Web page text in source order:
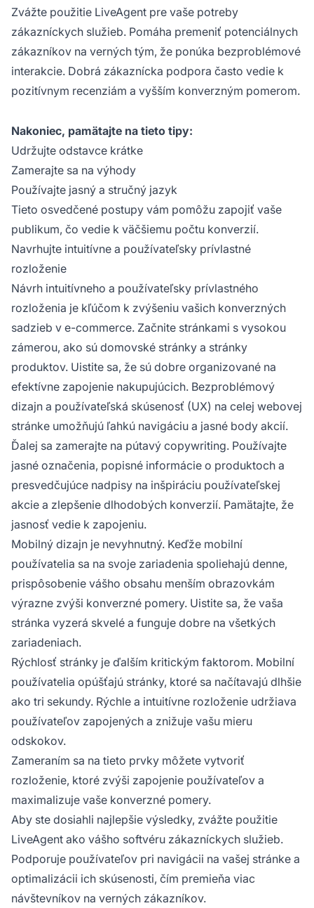
Zvážte použitie LiveAgent pre vaše potreby
zákazníckych služieb. Pomáha premeniť potenciálnych
zákazníkov na verných tým, že ponúka bezproblémové
interakcie. Dobrá zákaznícka podpora často vedie k
pozitívnym recenziám a vyšším konverzným pomerom.
Nakoniec, pamätajte na tieto tipy:
Udržujte odstavce krátke
Zamerajte sa na výhody
Používajte jasný a stručný jazyk
Tieto osvedčené postupy vám pomôžu zapojiť vaše
publikum, čo vedie k väčšiemu počtu konverzií.
Navrhujte intuitívne a používateľsky prívlastné
rozloženie
Návrh intuitívneho a používateľsky prívlastného
rozloženia je kľúčom k zvýšeniu vašich konverzných
sadzieb v e-commerce. Začnite stránkami s vysokou
zámerou, ako sú domovské stránky a stránky
produktov. Uistite sa, že sú dobre organizované na
efektívne zapojenie nakupujúcich. Bezproblémový
dizajn a používateľská skúsenosť (UX) na celej webovej
stránke umožňujú ľahkú navigáciu a jasné body akcií.
Ďalej sa zamerajte na pútavý copywriting. Používajte
jasné označenia, popisné informácie o produktoch a
presvedčujúce nadpisy na inšpiráciu používateľskej
akcie a zlepšenie dlhodobých konverzií. Pamätajte, že
jasnosť vedie k zapojeniu.
Mobilný dizajn je nevyhnutný. Keďže mobilní
používatelia sa na svoje zariadenia spoliehajú denne,
prispôsobenie vášho obsahu menším obrazovkám
výrazne zvýši konverzné pomery. Uistite sa, že vaša
stránka vyzerá skvelé a funguje dobre na všetkých
zariadeniach.
Rýchlosť stránky je ďalším kritickým faktorom. Mobilní
používatelia opúšťajú stránky, ktoré sa načítavajú dlhšie
ako tri sekundy. Rýchle a intuitívne rozloženie udržiava
používateľov zapojených a znižuje vašu mieru
odskokov.
Zameraním sa na tieto prvky môžete vytvoriť
rozloženie, ktoré zvýši zapojenie používateľov a
maximalizuje vaše konverzné pomery.
Aby ste dosiahli najlepšie výsledky, zvážte použitie
LiveAgent ako vášho softvéru zákazníckych služieb.
Podporuje používateľov pri navigácii na vašej stránke a
optimalizácii ich skúsenosti, čím premieňa viac
návštevníkov na verných zákazníkov.